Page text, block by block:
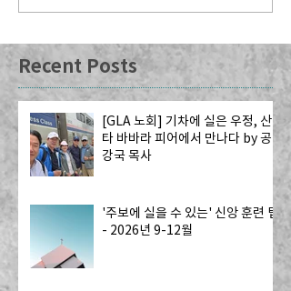
Recent Posts
[GLA 노회] 기차에 실은 우정, 산
타 바바라 피어에서 만나다 by 공
강국 목사
'주보에 실을 수 있는' 신앙 훈련 팁
- 2026년 9-12월